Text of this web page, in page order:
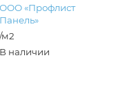
ООО «Профлист
Панель»
/м2
В наличии